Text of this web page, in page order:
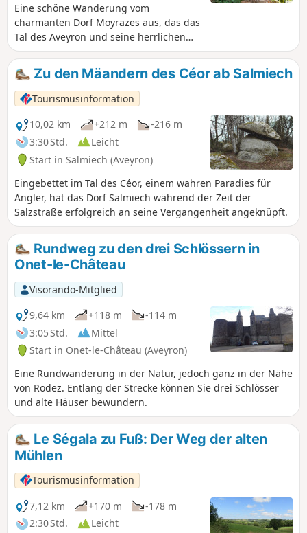
Eine schöne Wanderung vom
charmanten Dorf Moyrazes aus, das das
Tal des Aveyron und seine herrlichen
Panoramen überragt.
Zu den Mäandern des Céor ab Salmiech
Tourismusinformation
10,02 km
+212 m
-216 m
3:30 Std.
Leicht
Start in Salmiech (Aveyron)
Eingebettet im Tal des Céor, einem wahren Paradies für
Angler, hat das Dorf Salmiech während der Zeit der
Salzstraße erfolgreich an seine Vergangenheit angeknüpft.
Rundweg zu den drei Schlössern in
Onet-le-Château
Visorando-Mitglied
9,64 km
+118 m
-114 m
3:05 Std.
Mittel
Start in Onet-le-Château (Aveyron)
Eine Rundwanderung in der Natur, jedoch ganz in der Nähe
von Rodez. Entlang der Strecke können Sie drei Schlösser
und alte Häuser bewundern.
Le Ségala zu Fuß: Der Weg der alten
Mühlen
Tourismusinformation
7,12 km
+170 m
-178 m
2:30 Std.
Leicht